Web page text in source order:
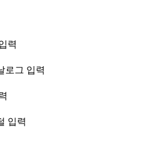
력
로그 입력
입력